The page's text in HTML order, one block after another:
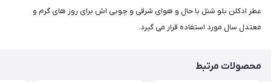
عطر ادکلن بلو شنل با حال و هوای شرقی و چوبی اش برای روز های گرم و
معتدل سال مورد استفاده قرار می گیرد.
محصولات مرتبط